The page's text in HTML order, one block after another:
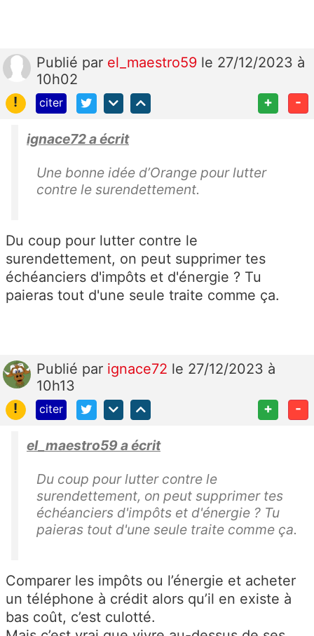
Publié par el_maestro59 le 27/12/2023 à
10h02
!
citer + -
ignace72 a écrit
Une bonne idée d’Orange pour lutter
contre le surendettement.
Du coup pour lutter contre le
surendettement, on peut supprimer tes
échéanciers d'impôts et d'énergie ? Tu
paieras tout d'une seule traite comme ça.
Publié par ignace72 le 27/12/2023 à
10h13
!
citer + -
el_maestro59 a écrit
Du coup pour lutter contre le
surendettement, on peut supprimer tes
échéanciers d'impôts et d'énergie ? Tu
paieras tout d'une seule traite comme ça.
Comparer les impôts ou l’énergie et acheter
un téléphone à crédit alors qu’il en existe à
bas coût, c’est culotté.